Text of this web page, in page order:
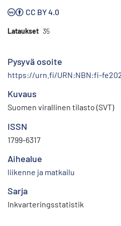
CC BY 4.0
Lataukset 35
Pysyvä osoite
https://urn.fi/URN:NBN:fi-
Kuvaus
Suomen virallinen tilasto (SVT)
ISSN
1799-6317
Aihealue
liikenne ja matkailu
Sarja
Inkvarteringsstatistik